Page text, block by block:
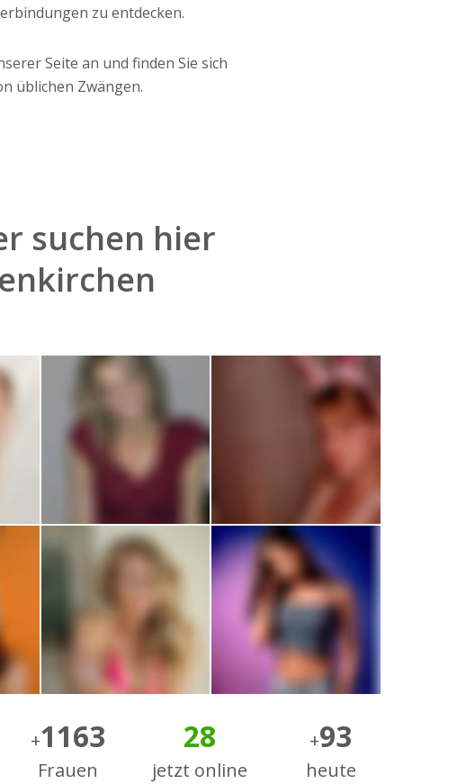
zu entdecken.
Seite an und finden Sie sich
üblichen Zwängen.
suchen hier
+1163
Frauen
28
jetzt online
+93
heute